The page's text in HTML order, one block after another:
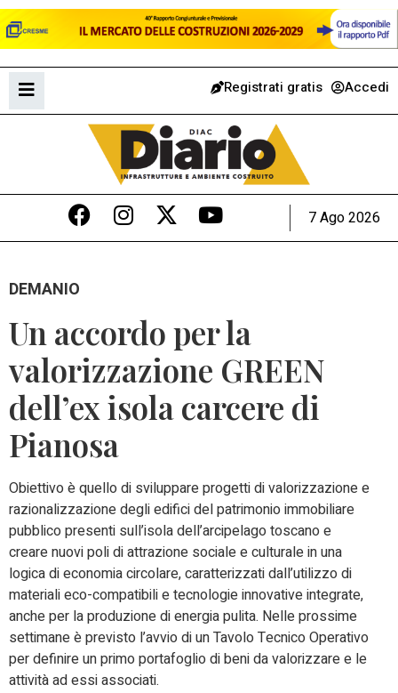
Registrati gratis Accedi
7 Ago 2026
DEMANIO
Un accordo per la
valorizzazione GREEN
dell’ex isola carcere di
Pianosa
Obiettivo è quello di sviluppare progetti di valorizzazione e
razionalizzazione degli edifici del patrimonio immobiliare
pubblico presenti sull’isola dell’arcipelago toscano e
creare nuovi poli di attrazione sociale e culturale in una
logica di economia circolare, caratterizzati dall’utilizzo di
materiali eco-compatibili e tecnologie innovative integrate,
anche per la produzione di energia pulita. Nelle prossime
settimane è previsto l’avvio di un Tavolo Tecnico Operativo
per definire un primo portafoglio di beni da valorizzare e le
attività ad essi associati.